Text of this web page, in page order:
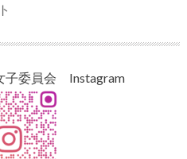
子委員会 Instagram